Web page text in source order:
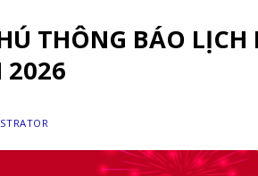
THÔNG BÁO
2026